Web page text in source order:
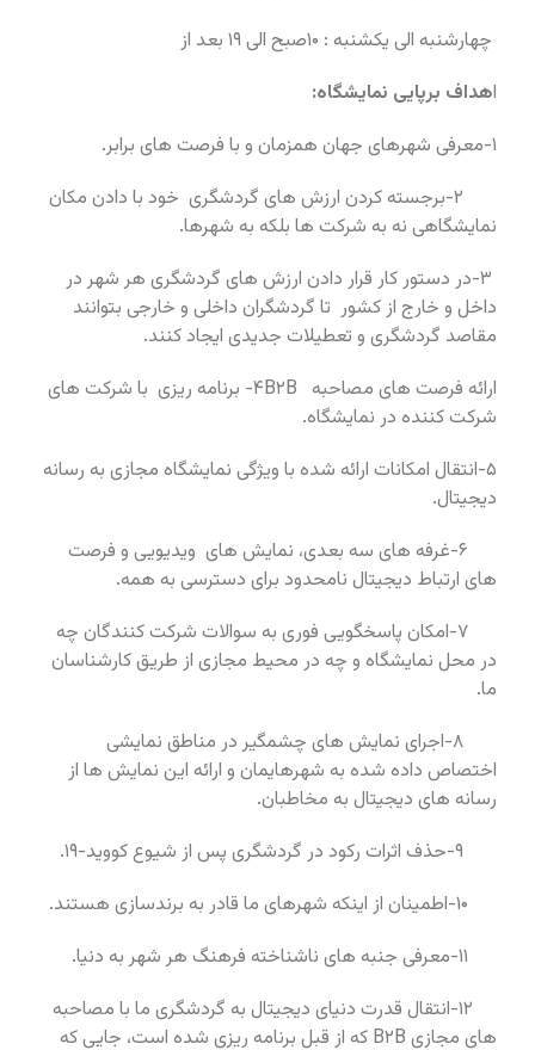
چهارشنبه الی یکشنبه : ۱۰صبح الی ۱۹ بعد از
اهداف برپایی نمایشگاه:
۱-معرفی شهرهای جهان همزمان و با فرصت های برابر.
گردشگری خود با دادن مکان
نمایشگاهی نه به شرکت ها بلکه به شهرها.
۳-در دستور کار قرار دادن ارزش های گردشگری هر شهر در
داخل و خارج از کشور تا گردشگران داخلی و خارجی بتوانند
مقاصد گردشگری و تعطیلات جدیدی ایجاد کنند.
ارائه فرصت های مصاحبه B۲B۴- برنامه ریزی با شرکت های
شرکت کننده در نمایشگاه.
۵-انتقال امکانات ارائه شده با ویژگی نمایشگاه مجازی به رسانه
دیجیتال.
۶-غرفه های سه بعدی، نمایش های ویدیویی و فرصت
های ارتباط دیجیتال نامحدود برای دسترسی به همه.
۷-امکان پاسخگویی فوری به سوالات شرکت کنندگان چه
در محل نمایشگاه و چه در محیط مجازی از طریق کارشناسان
ما.
۸-اجرای نمایش های چشمگیر در مناطق نمایشی
اختصاص داده شده به شهرهایمان و ارائه این نمایش ها از
رسانه های دیجیتال به مخاطبان.
۱۲-انتقال قدرت دنیای دیجیتال به گردشگری ما با مصاحبه
های مجازی B۲B که از قبل برنامه ریزی شده است، جایی که